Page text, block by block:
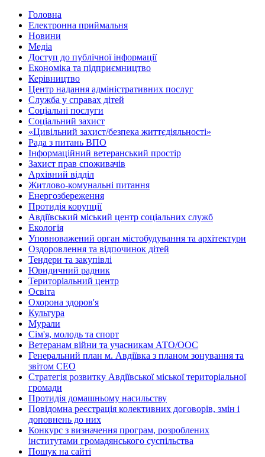
Головна
Електронна приймальня
Новини
Медіа
Доступ до публічної інформації
Економіка та підприємництво
Керівництво
Центр надання адміністративних послуг
Служба у справах дітей
Соціальні послуги
Соціальний захист
«Цивільний захист/безпека життєдіяльності»
Рада з питань ВПО
Інформаційний ветеранський простір
Захист прав споживачів
Архівний відділ
Житлово-комунальні питання
Енергозбереження
Протидія корупції
Авдіївський міський центр соціальних служб
Екологія
Уповноважений орган містобудування та архітектури
Оздоровлення та відпочинок дітей
Тендери та закупівлі
Юридичний радник
Територіальний центр
Освіта
Охорона здоров'я
Культура
Мурали
Сім'я, молодь та спорт
Ветеранам війни та учасникам АТО/ООС
Генеральний план м. Авдіївка з планом зонування та
звітом СЕО
Стратегія розвитку Авдіївської міської територіальної
громади
Протидія домашньому насильству
Повідомна реєстрація колективних договорів, змін і
доповнень до них
Конкурс з визначення програм, розроблених
інститутами громадянського суспільства
Пошук на сайті